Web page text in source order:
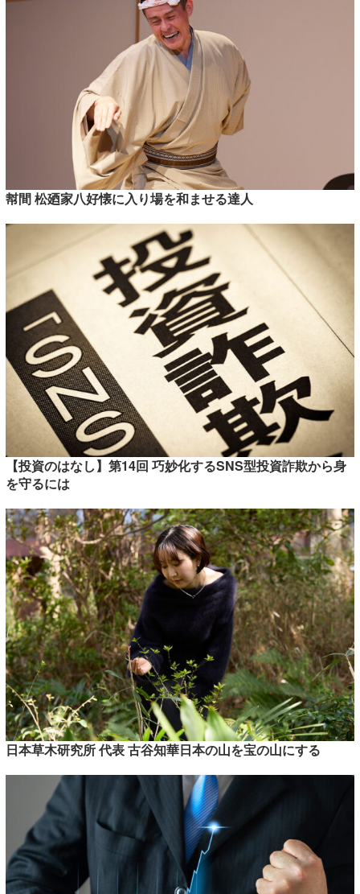
幇間 松廼家八好懐に入り場を和ませる達人
【投資のはなし】第14回 巧妙化するSNS型投資詐欺から身
を守るには
日本草木研究所 代表 古谷知華日本の山を宝の山にする